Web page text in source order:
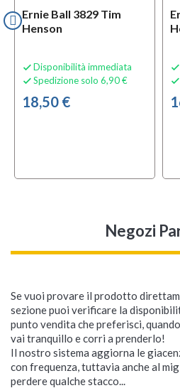
Ernie Ball 3829 Tim
Henson
 Disponibilità immediata
 Spedizione solo 6,90 €
18,50 €


Negozi
Se vuoi provare il prodotto
sezione puoi verificare la
punto vendita che preferisci,
vai tranquillo e corri a prenderlo!
Il nostro sistema aggiorna le
con frequenza, tuttavia anche al
perdere qualche stacco...